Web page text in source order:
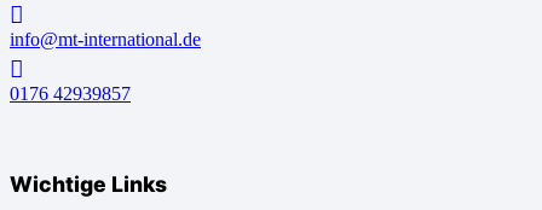
info@mt-international.de
0176 42939857
Wichtige Links